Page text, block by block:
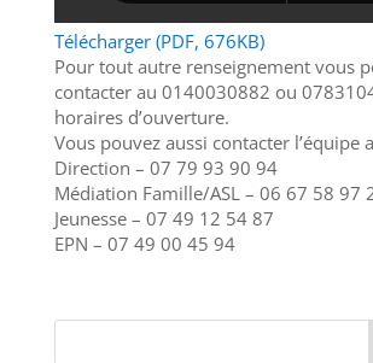
Télécharger (PDF, 676KB)
Pour tout autre renseignement vous
contacter au 0140030882 ou
horaires d’ouverture.
Vous pouvez aussi contacter l’équipe
Direction – 07 79 93 90 94
Médiation Famille/ASL – 06 67 58 97
Jeunesse – 07 49 12 54 87
EPN – 07 49 00 45 94